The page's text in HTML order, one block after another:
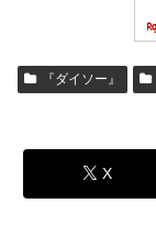
『ダイソー』
X